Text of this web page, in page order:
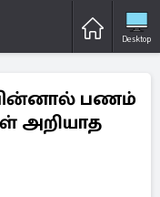
Desktop
பணம்
அறியாத